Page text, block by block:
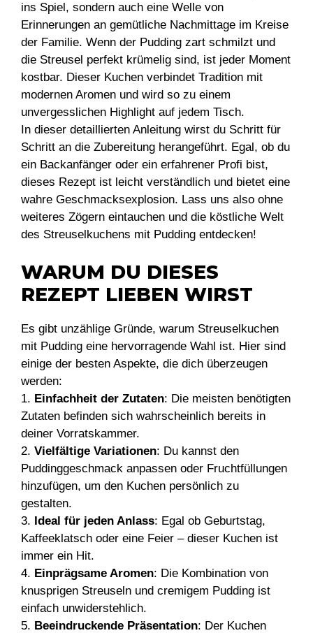
ins Spiel, sondern auch eine Welle von
Erinnerungen an gemütliche Nachmittage im Kreise
der Familie. Wenn der Pudding zart schmilzt und
die Streusel perfekt krümelig sind, ist jeder Moment
kostbar. Dieser Kuchen verbindet Tradition mit
modernen Aromen und wird so zu einem
unvergesslichen Highlight auf jedem Tisch.
In dieser detaillierten Anleitung wirst du Schritt für
Schritt an die Zubereitung herangeführt. Egal, ob du
ein Backanfänger oder ein erfahrener Profi bist,
dieses Rezept ist leicht verständlich und bietet eine
wahre Geschmacksexplosion. Lass uns also ohne
weiteres Zögern eintauchen und die köstliche Welt
des Streuselkuchens mit Pudding entdecken!
WARUM DU DIESES
REZEPT LIEBEN WIRST
Es gibt unzählige Gründe, warum Streuselkuchen
mit Pudding eine hervorragende Wahl ist. Hier sind
einige der besten Aspekte, die dich überzeugen
werden:
1. Einfachheit der Zutaten: Die meisten benötigten
Zutaten befinden sich wahrscheinlich bereits in
deiner Vorratskammer.
2. Vielfältige Variationen: Du kannst den
Puddinggeschmack anpassen oder Fruchtfüllungen
hinzufügen, um den Kuchen persönlich zu
gestalten.
3. Ideal für jeden Anlass: Egal ob Geburtstag,
Kaffeeklatsch oder eine Feier – dieser Kuchen ist
immer ein Hit.
4. Einprägsame Aromen: Die Kombination von
knusprigen Streuseln und cremigem Pudding ist
einfach unwiderstehlich.
5. Beeindruckende Präsentation: Der Kuchen